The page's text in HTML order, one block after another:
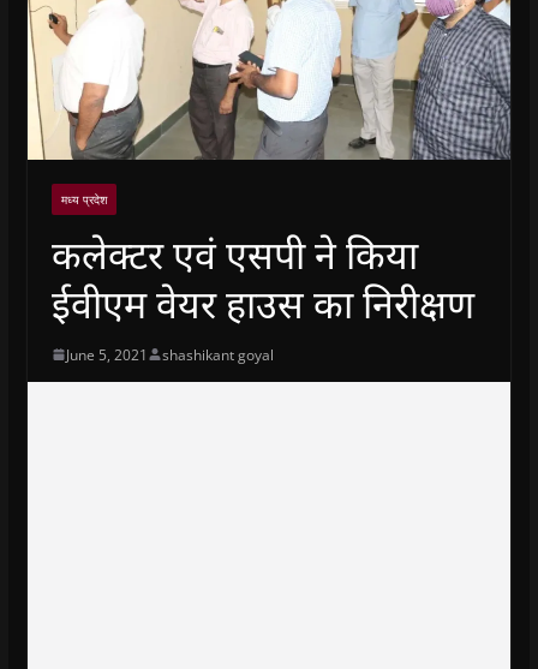
मध्य प्रदेश
कलेक्टर एवं एसपी ने किया
ईवीएम वेयर हाउस का निरीक्षण
June 5, 2021 shashikant goyal